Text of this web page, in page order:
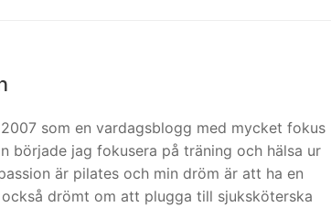
som en vardagsblogg med mycket fokus
började jag fokusera på träning och hälsa ur
är pilates och min dröm är att ha en
drömt om att plugga till sjuksköterska